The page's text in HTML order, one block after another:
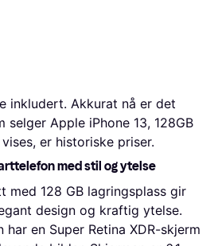
inkludert. Akkurat nå er det
selger Apple iPhone 13, 128GB
er historiske priser.
med stil og ytelse
med 128 GB lagringsplass gir
design og kraftig ytelse.
en Super Retina XDR-skjerm